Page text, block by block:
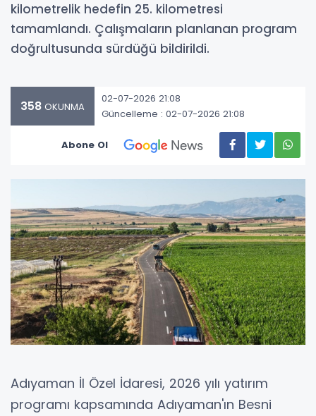
kilometrelik hedefin 25. kilometresi
tamamlandı. Çalışmaların planlanan program
doğrultusunda sürdüğü bildirildi.
358 OKUNMA
02-07-2026 21:08
Güncelleme : 02-07-2026 21:08
Abone Ol
Adıyaman İl Özel İdaresi, 2026 yılı yatırım
programı kapsamında Adıyaman'ın Besni